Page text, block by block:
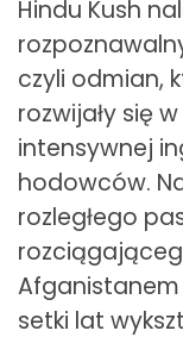
Hindu Kush
czyli odmian,
rozwijały się
intensywnej
hodowców.
rozległego
Afganistanem
setki lat